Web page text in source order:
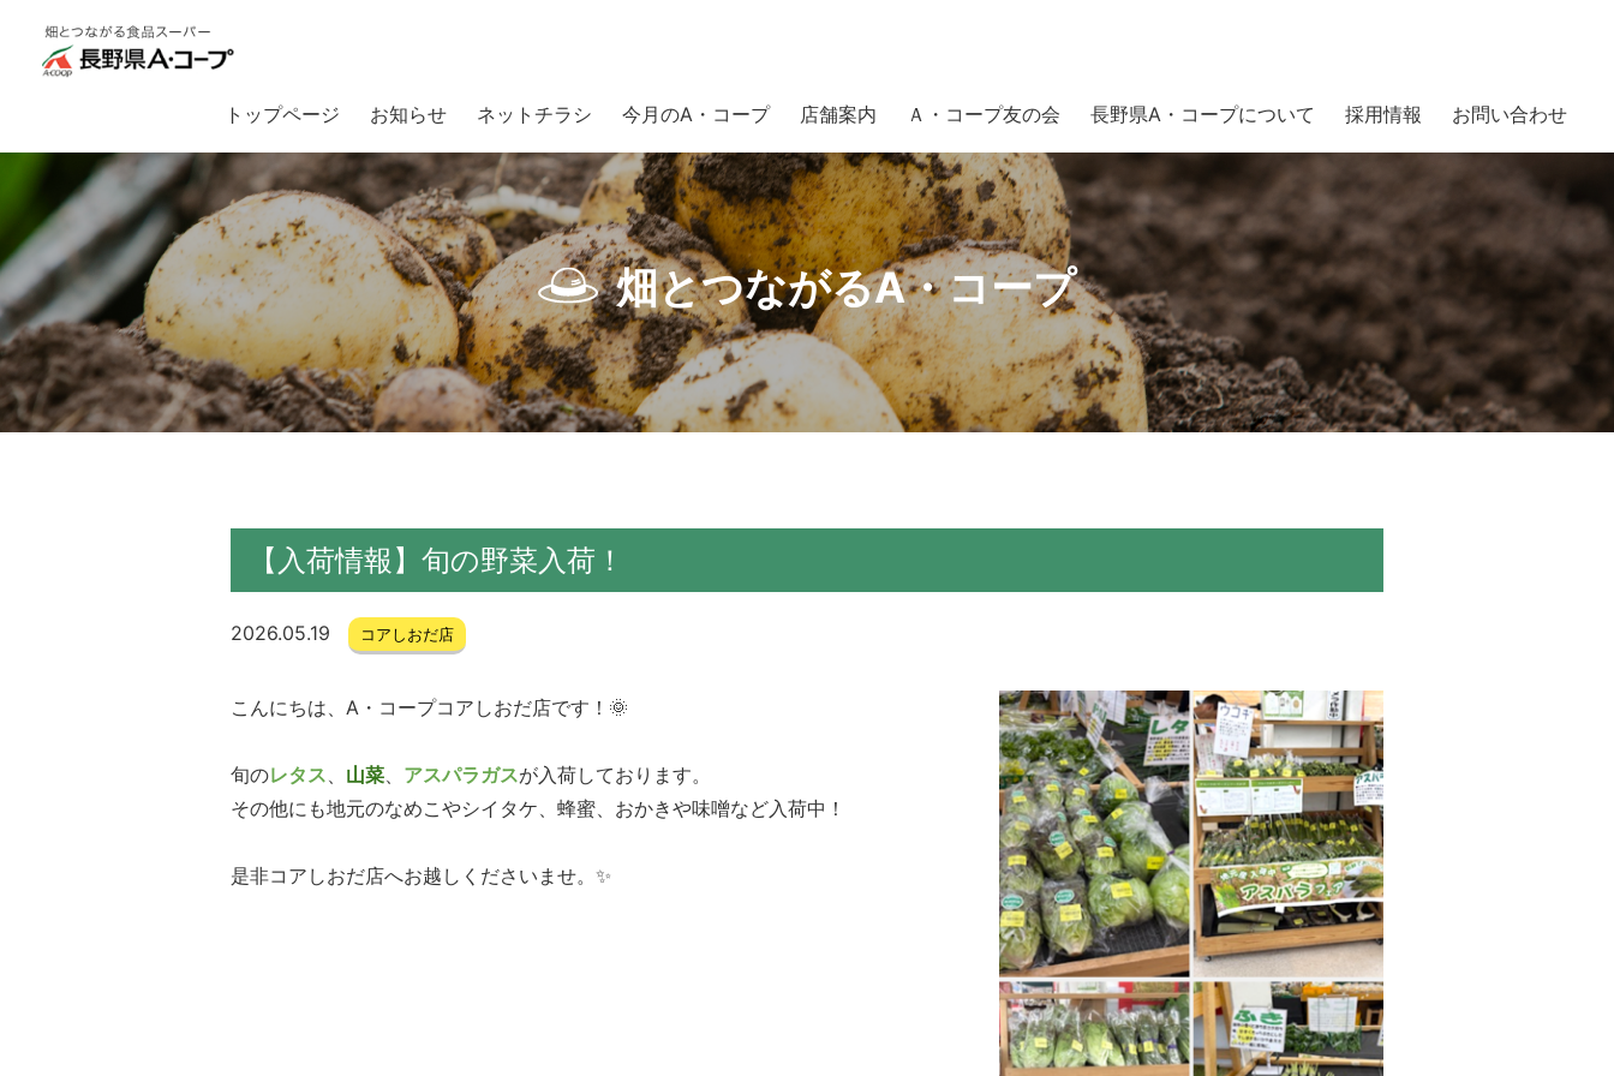
トップページ お知らせ ネットチラシ 今月のA・コープ 店舗案内 Ａ・コープ友の会 長野県A・コープについて 採用情報 お問い合わせ
畑とつながるA・コープ 【入荷情報】旬の野菜入荷！
畑とつながるA・コープ
【入荷情報】旬の野菜入荷！
2026.05.19 コアしおだ店
こんにちは、A・コープコアしおだ店です！🌞
旬のレタス、 山菜、 アスパラガスが入荷しております。
その他にも地元のなめこやシイタケ、蜂蜜、おかきや味噌など入荷中！
是非コアしおだ店へお越しくださいませ。✨